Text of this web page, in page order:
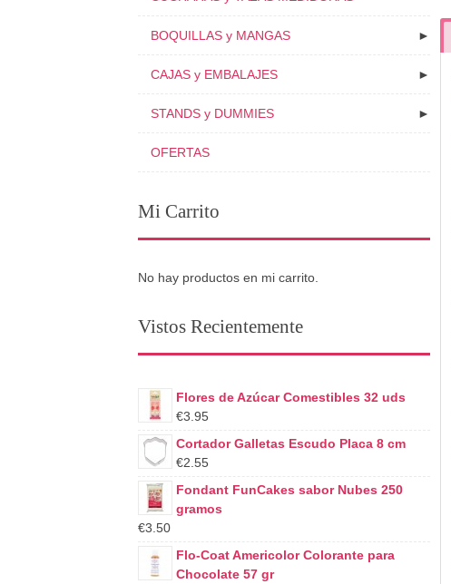
►
BOQUILLAS y MANGAS
►
CAJAS y EMBALAJES
►
STANDS y DUMMIES
OFERTAS
Mi Carrito
No hay productos en mi carrito.
Vistos Recientemente
Flores de Azúcar Comestibles 32 uds
€3.95
Cortador Galletas Escudo Placa 8 cm
€2.55
Fondant FunCakes sabor Nubes 250
gramos
€3.50
Flo-Coat Americolor Colorante para
Chocolate 57 gr